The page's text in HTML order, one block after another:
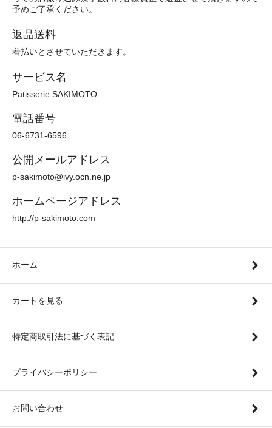
予めご了承ください。
返品送料
着払いとさせていただきます。
サービス名
Patisserie SAKIMOTO
電話番号
06-6731-6596
公開メールアドレス
p-sakimoto@ivy.ocn.ne.jp
ホームページアドレス
http://p-sakimoto.com
ホーム
カートを見る
特定商取引法に基づく表記
プライバシーポリシー
お問い合わせ